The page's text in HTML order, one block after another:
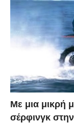
Με μια μικρή
σέρφινγκ